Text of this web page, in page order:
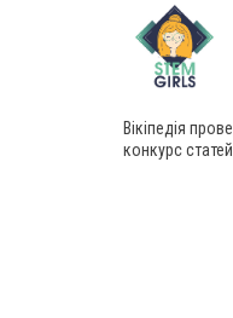
Вікіпедія
конкурс статей